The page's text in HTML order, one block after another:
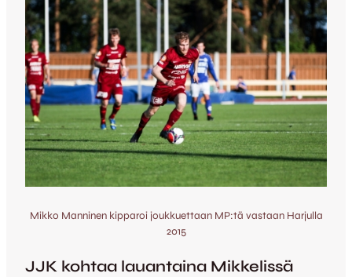
Mikko Manninen kipparoi joukkuettaan MP:tä vastaan Harjulla
2015
JJK kohtaa lauantaina Mikkelissä